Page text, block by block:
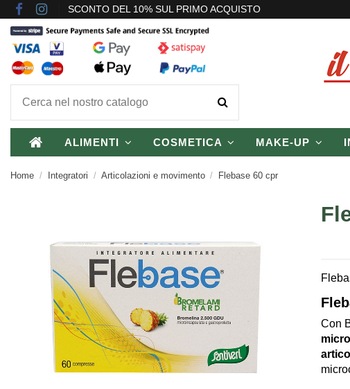
SCONTO DEL 10% SUL PRIMO ACQUISTO
ALIMENTI COSMETICA MAKE-UP
Home Integratori Articolazioni e movimento Flebase 60 cpr
Con